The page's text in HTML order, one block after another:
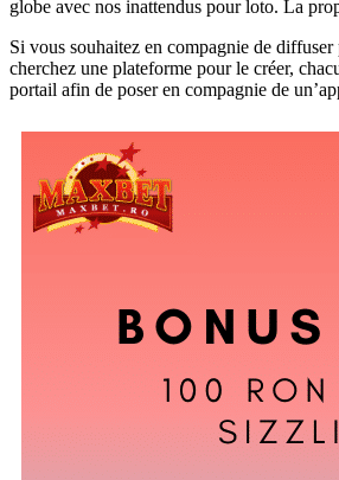
globe avec nos inattendus pour loto. La
Si vous souhaitez en compagnie de
cherchez une plateforme pour le créer,
portail afin de poser en compagnie de